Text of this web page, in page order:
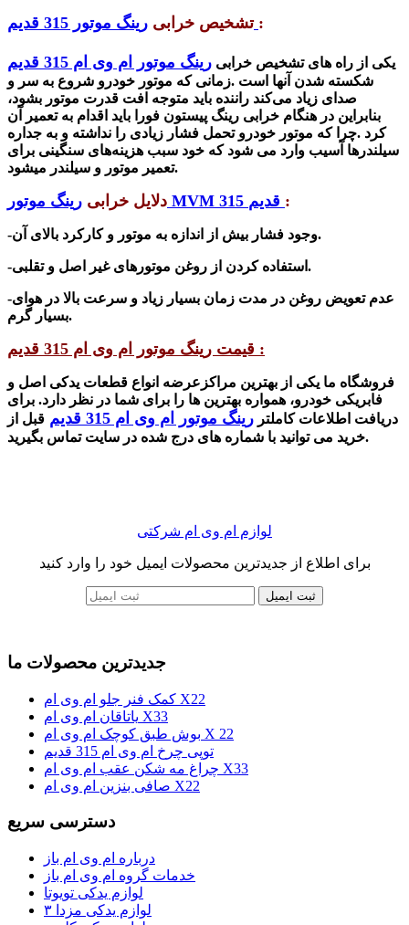
تشخیص خرابیرینگ موتور 315 قدیم :
یکی از راه های تشخیص خرابی رینگ موتور ام وی ام 315 قدیم
شکسته شدن آنها است .زمانی که موتور خودرو شروع به سر و
صدای زیاد می‌کند راننده باید متوجه افت قدرت موتور بشود،
بنابراین در هنگام خرابی رینگ پیستون فورا باید اقدام به تعمیر آن
کرد .چرا که موتور خودرو تحمل فشار زیادی را نداشته و به جداره
سیلندرها آسیب وارد می شود که خود سبب هزینه‌های سنگینی برای
تعمیر موتور و سیلندر میشود.
دلایل خرابی :
-وجود فشار بیش از اندازه به موتور و کارکرد بالای آن.
-استفاده کردن از روغن موتورهای غیر اصل و تقلبی.
-عدم تعویض روغن در مدت زمان بسیار زیاد و سرعت بالا در هوای
بسیار گرم.
قیمت رینگ موتور ام وی ام 315 قدیم :
فروشگاه ما یکی از بهترین مراکزعرضه انواع قطعات یدکی اصل و
فابریکی خودرو، همواره بهترین‌ ها را برای شما در نظر دارد. برای
دریافت اطلاعات کاملتر رینگ موتور ام وی ام 315 قدیم
قبل از
خرید می توانید با شماره های درج شده در سایت تماس بگیرید.
لوازم ام وی ام شرکتی
برای اطلاع از جدیدترین محصولات ایمیل خود را وارد کنید
ثبت ایمیل
جدیدترین محصولات ما
کمک فنر جلو ام وی ام X22
یاتاقان ام وی ام X33
بوش طبق کوچک ام وی ام X 22
توپی چرخ ام وی ام 315 قدیم
چراغ مه شکن عقب ام وی ام X33
صافی بنزین ام وی ام X22
دسترسی سریع
درباره ام وی ام باز
خدمات گروه ام وی ام باز
لوازم یدکی تویوتا
لوازم یدکی مزدا ۳